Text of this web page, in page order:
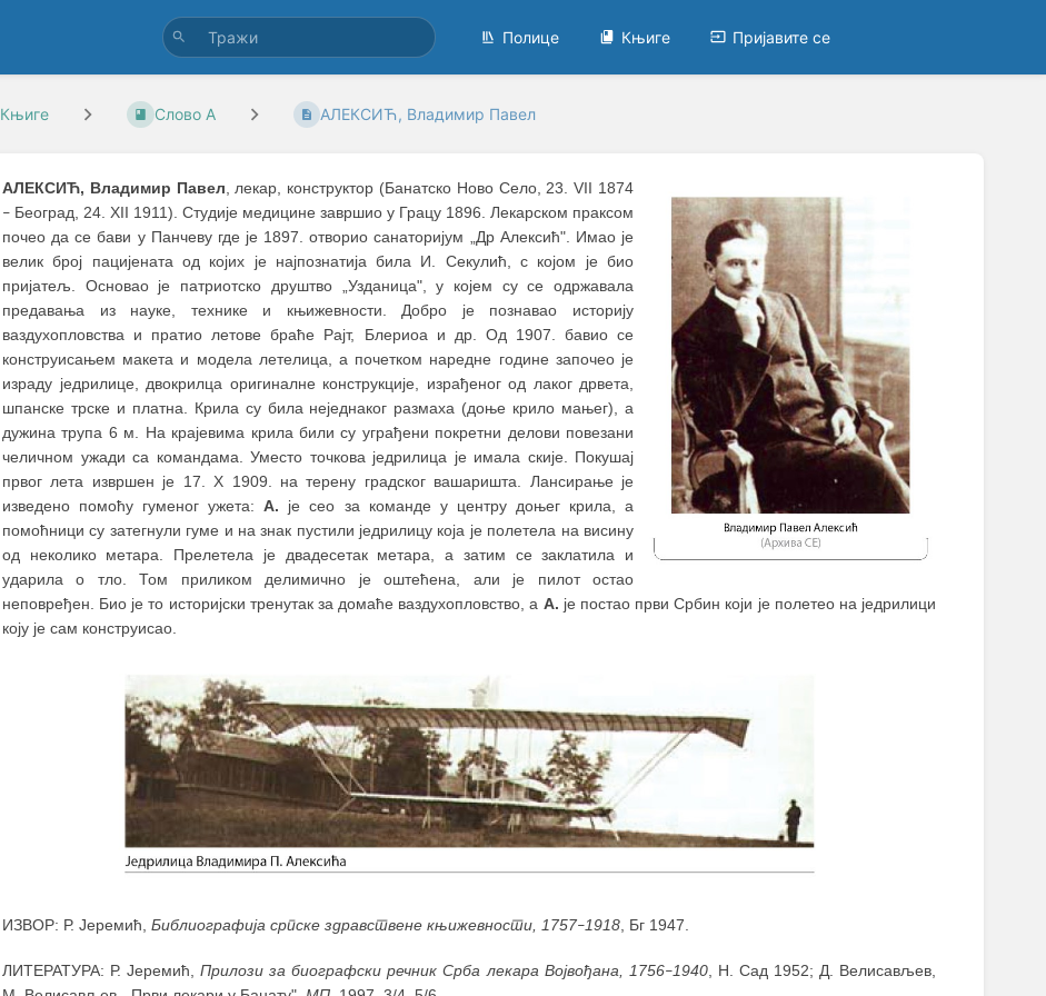
Полице Књиге Пријавите се
Књиге Слово А АЛЕКСИЋ, Владимир Павел
АЛЕКСИЋ, Владимир Павел, лекар, конструктор (Банатско Ново Село, 23. VII 1874
– Београд, 24. XII 1911). Студије медицине завршио у Грацу 1896. Лекарском праксом
почео да се бави у Панчеву где је 1897. отворио санаторијум „Др Алексић". Имао је
велик број пацијената од којих је најпознатија била И. Секулић, с којом је био
пријатељ. Основао је патриотско друштво „Узданица", у којем су се одржавала
предавања из науке, технике и књижевности. Добро је познавао историју
ваздухопловства и пратио летове браће Рајт, Блериоа и др. Од 1907. бавио се
конструисањем макета и модела летелица, а почетком наредне године започео је
израду једрилице, двокрилца оригиналне конструкције, израђеног од лаког дрвета,
шпанске трске и платна. Крила су била неједнаког размаха (доње крило мањег), а
дужина трупа 6 м. На крајевима крила били су уграђени покретни делови повезани
челичнoм ужади са командама. Уместо точкова једрилица је имала скије. Покушај
првог лета извршен је 17. X 1909. на терену градског вашаришта. Лансирање је
изведено помоћу гуменог ужета:А. је сео за команде у центру доњег крила, а
помоћници су затегнули гуме и на знак пустили једрилицу која је полетела на висину
од неколико метара. Прелетела је двадесетак метара, а затим се заклатила и
ударила о тло. Том приликом делимично је оштећена, али је пилот остао
неповређен. Био је то историјски тренутак за домаће ваздухопловство, а А. је постао први Србин који је полетео на једрилици
коју је сам конструисао.
ИЗВОР: Р. Јеремић, Библиографија српске здравствене књижевности, 1757–1918 , Бг 1947.
ЛИТЕРАТУРА: Р. Јеремић,Прилози за биографски речник Срба лекара Војвођана, 1756–1940, Н. Сад 1952; Д. Велисављев,